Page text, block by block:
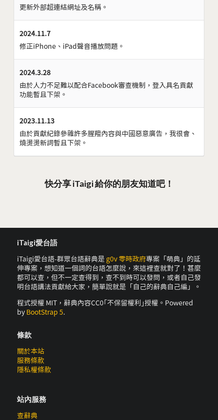
更新外部超連結網址及名稱。
2024.11.7
修正iPhone、iPad聲音播放問題。
2024.3.28
由於人力不足難以配合Facebook審查機制，登入具名貢獻
功能暫且下架。
2023.11.13
由於貢獻紀錄參雜許多腥羶內容與中國惡意廣告，我很會、
燒燙燙新詞暫且下架。
快分享 iTaigi 給你的朋友知道吧！
iTaigi愛台語
iTaigi愛台語-群眾台語辭典是 g0v 零時政府專案「萌典」的延
伸專案，想知道一個詞的台語怎麼說，來這裡查就對了！甚麼
都可以查，但不一定查得到，查不到時可以發問，或者自己發
明台語講法貢獻給大家，簡單說就是「自己的辭典自己編」。
程式授權 MIT，辭典內容CC0｢不保留權利｣授權。Powered
by BootStrap 5.
條款
關於本站
服務條款
隱私權條款
站內服務
查辭典